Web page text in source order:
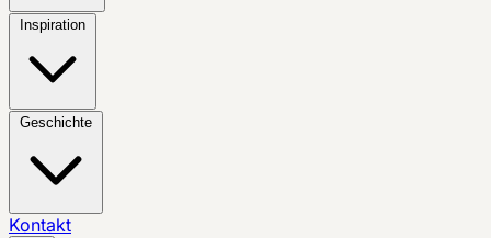
Inspiration
Geschichte
Kontakt